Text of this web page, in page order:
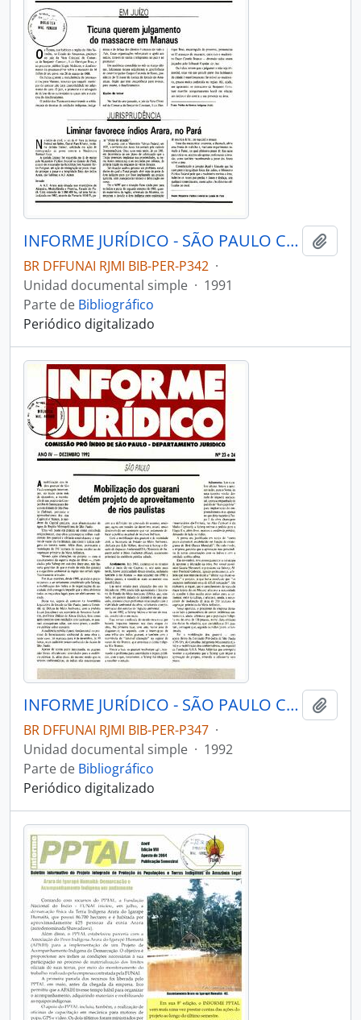
INFORME JURÍDICO - SÃO PAULO COMISSÃO PRÓ-ÍNDIO DE SÃO PAULO - DEPARTAMENTO JURÍDICO - 1991 - Nº16
BR DFFUNAI RJMI BIB-PER-P342 ·
Unidad documental simple · 1991
Parte de Bibliográfico
Periódico digitalizado
INFORME JURÍDICO - SÃO PAULO COMISSÃO PRÓ-ÍNDIO DE SÃO PAULO - DEPARTAMENTO JURÍDICO - 1992 - Nº2324
BR DFFUNAI RJMI BIB-PER-P347 ·
Unidad documental simple · 1992
Parte de Bibliográfico
Periódico digitalizado